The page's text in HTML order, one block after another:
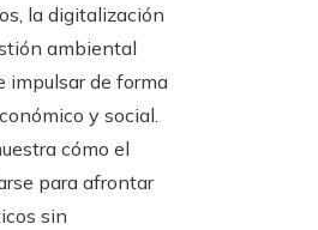
la digitalización
ambiental
impulsar de forma
y social.
cómo el
para afrontar
sin